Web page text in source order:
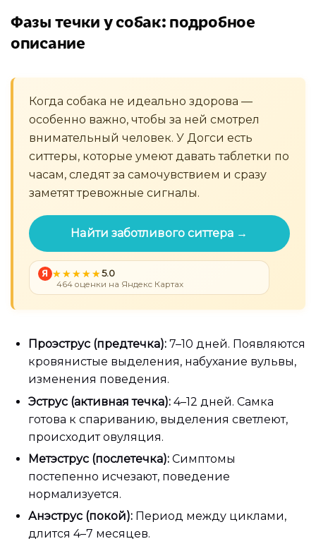
Фазы течки у собак: подробное
описание
Когда собака не идеально здорова —
особенно важно, чтобы за ней смотрел
внимательный человек. У Догси есть
ситтеры, которые умеют давать таблетки по
часам, следят за самочувствием и сразу
заметят тревожные сигналы.
Найти заботливого ситтера →
Я 5.0
464 оценки на Яндекс Картах
Проэструс (предтечка): 7–10 дней. Появляются
кровянистые выделения, набухание вульвы,
изменения поведения.
Эструс (активная течка): 4–12 дней. Самка
готова к спариванию, выделения светлеют,
происходит овуляция.
Метэструс (послетечка): Симптомы
постепенно исчезают, поведение
нормализуется.
Анэструс (покой): Период между циклами,
длится 4–7 месяцев.